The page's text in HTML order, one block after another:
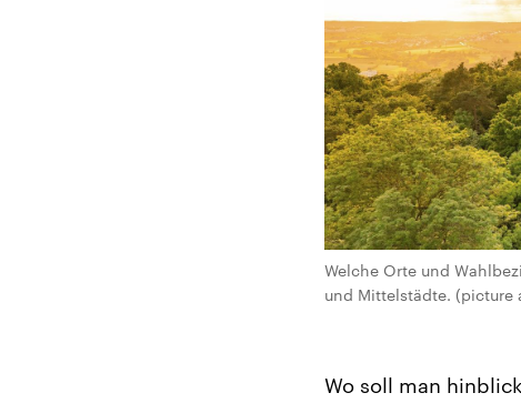
Welche Orte und
und Mittelstädte. (picture
Wo soll man